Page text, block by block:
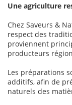
Une agriculture
Chez Saveurs &
respect des
proviennent
producteurs
Les préparations
additifs, afin de
naturels des